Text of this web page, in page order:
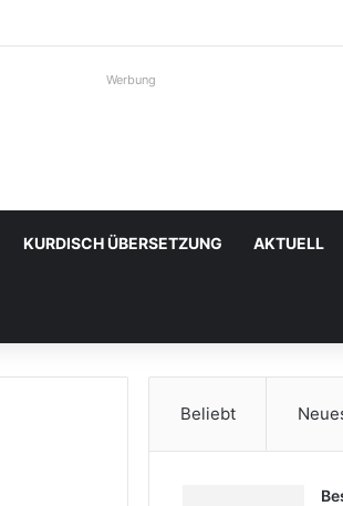
Werbung
KURDISCH ÜBERSETZUNG AKTUELL
Beliebt